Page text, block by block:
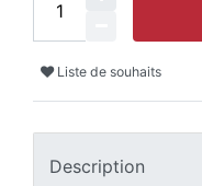
Liste de souhaits
Description